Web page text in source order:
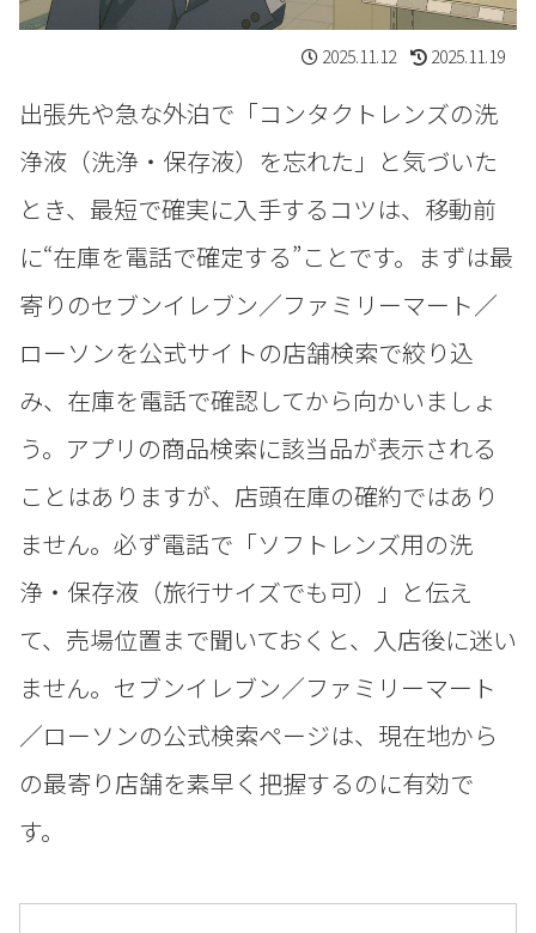
2025.11.12 2025.11.19
出張先や急な外泊で「コンタクトレンズの洗
浄液（洗浄・保存液）を忘れた」と気づいた
とき、最短で確実に入手するコツは、移動前
に“在庫を電話で確定する”ことです。まずは最
寄りのセブンイレブン／ファミリーマート／
ローソンを公式サイトの店舗検索で絞り込
み、在庫を電話で確認してから向かいましょ
う。アプリの商品検索に該当品が表示される
ことはありますが、店頭在庫の確約ではあり
ません。必ず電話で「ソフトレンズ用の洗
浄・保存液（旅行サイズでも可）」と伝え
て、売場位置まで聞いておくと、入店後に迷い
ません。セブンイレブン／ファミリーマート
／ローソンの公式検索ページは、現在地から
の最寄り店舗を素早く把握するのに有効で
す。